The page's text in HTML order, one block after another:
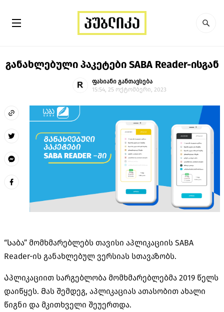
განახლებული პაკეტები SABA Reader-ისგან
ფასიანი განთავსება
15:54, 25 ოქტომბერი, 2023
“Საბა” მომხმარებლებს თავისი აპლიკაციის SABA
Reader-ის განახლებულ ვერსიას სთავაზობს.
Აპლიკაციით სარგებლობა მომხმარებლებმა 2019 წელს
დაიწყეს. Მას შემდეგ, აპლიკაციას ათასობით ახალი
წიგნი და მკითხველი შეუერთდა.